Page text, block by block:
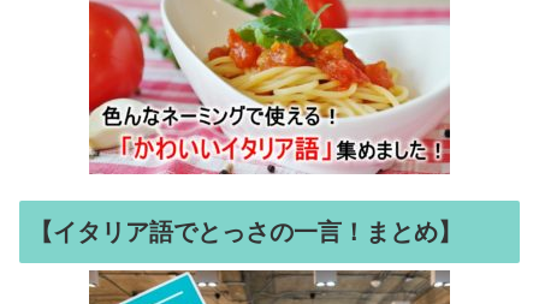
【イタリア語でとっさの一言！まとめ】